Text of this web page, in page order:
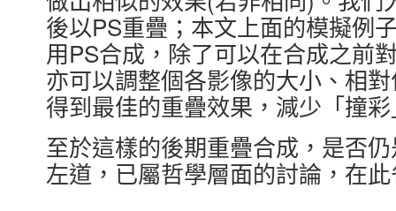
後以PS重疊；本文上面的模擬例
用PS合成，除了可以在合成之前
亦可以調整個各影像的大小、相
得到最佳的重疊效果，減少「撞
至於這樣的後期重疊合成，是否
左道，已屬哲學層面的討論，在